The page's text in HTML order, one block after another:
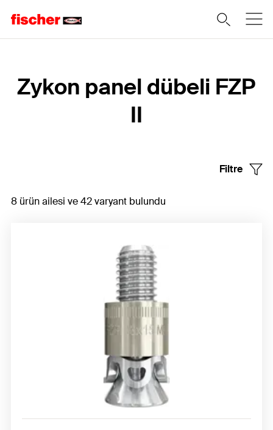
Zykon panel dübeli FZP
II
Filtre
8 ürün ailesi ve 42 varyant bulundu